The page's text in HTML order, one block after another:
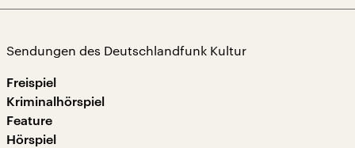
Sendungen des Deutschlandfunk Kultur
Freispiel
Kriminalhörspiel
Feature
Hörspiel